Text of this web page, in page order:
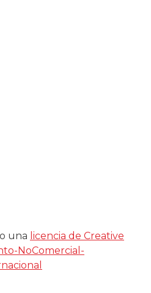
una licencia de Creative
NoComercial-